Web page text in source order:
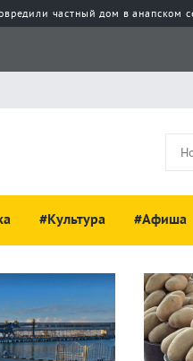
частный дом в анапском
#Культура #Афиша